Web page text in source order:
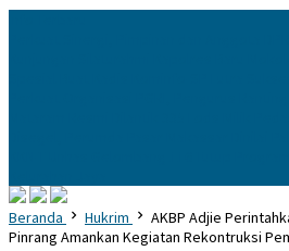
Beranda Hukrim
AKBP Adjie
Pinrang Amankan Kegiatan Rekontruksi